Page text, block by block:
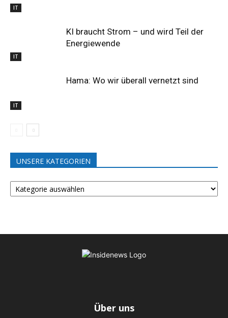
IT
IT
KI braucht Strom – und wird Teil der
Energiewende
IT
Hama: Wo wir überall vernetzt sind
UNSERE KATEGORIEN
UNSERE
KATEGORIEN
Über uns